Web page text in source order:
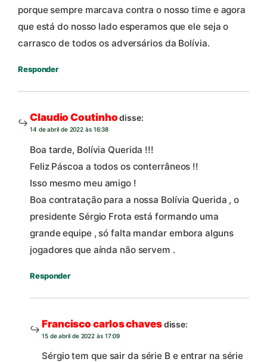
porque sempre marcava contra o nosso time e agora
que está do nosso lado esperamos que ele seja o
carrasco de todos os adversários da Bolívia.
Responder
Claudio Coutinhodisse:
14 de abril de 2022 às 16:38
Boa tarde, Bolívia Querida !!!
Feliz Páscoa a todos os conterrâneos !!
Isso mesmo meu amigo !
Boa contratação para a nossa Bolívia Querida , o
presidente Sérgio Frota está formando uma
grande equipe , só falta mandar embora alguns
jogadores que aínda não servem .
Responder
Francisco carlos chavesdisse:
15 de abril de 2022 às 17:09
Sérgio tem que sair da série B e entrar na série